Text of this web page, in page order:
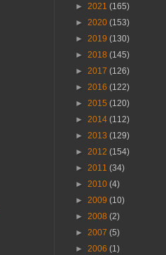
► 2021 (165)
► 2020 (153)
► 2019 (130)
► 2018 (145)
► 2017 (126)
► 2016 (122)
► 2015 (120)
► 2014 (112)
► 2013 (129)
► 2012 (154)
► 2011 (34)
► 2010 (4)
► 2009 (10)
► 2008 (2)
► 2007 (5)
► 2006 (1)